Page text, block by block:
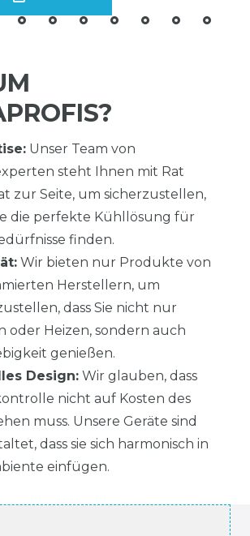
Unser Team von
steht Ihnen mit Rat
zur Seite, um sicherzustellen,
die perfekte Kühllösung für
finden.
Wir bieten nur Produkte von
Herstellern, um
dass Sie nicht nur
oder Heizen, sondern auch
genießen.
Design: Wir glauben, dass
nicht auf Kosten des
muss. Unsere Geräte sind
dass sie sich harmonisch in
einfügen.